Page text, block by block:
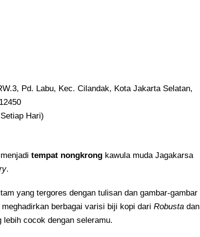
Pd. Labu, Kec. Cilandak, Kota Jakarta Selatan,
Hari)
tempat nongkrong kawula muda Jagakarsa
.
yang tergores dengan tulisan dan gambar-gambar
berbagai varisi biji kopi dari Robusta dan
lebih cocok dengan seleramu.